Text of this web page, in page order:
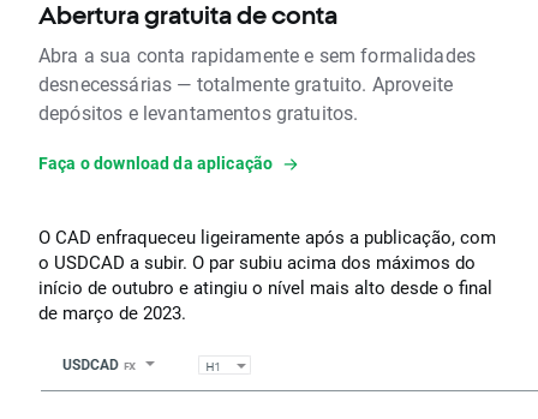
Abertura gratuita de conta
Abra a sua conta rapidamente e sem formalidades
desnecessárias — totalmente gratuito. Aproveite
depósitos e levantamentos gratuitos.
Faça o download da aplicação
O CAD enfraqueceu ligeiramente após a publicação, com
o USDCAD a subir. O par subiu acima dos máximos do
início de outubro e atingiu o nível mais alto desde o final
de março de 2023.